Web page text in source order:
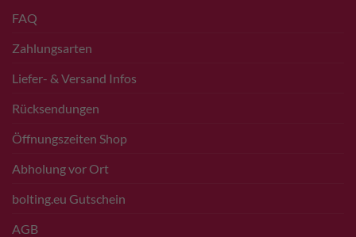
FAQ
Zahlungsarten
Liefer- & Versand Infos
Rücksendungen
Öffnungszeiten Shop
Abholung vor Ort
bolting.eu Gutschein
AGB